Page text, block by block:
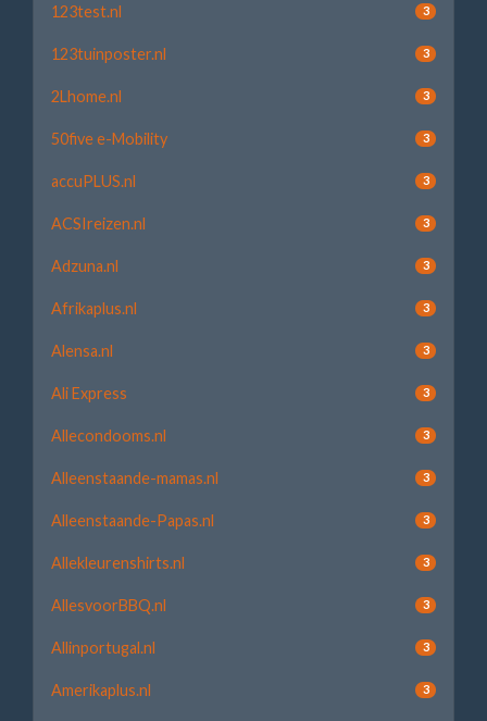
123test.nl 3
123tuinposter.nl 3
2Lhome.nl 3
50five e-Mobility 3
accuPLUS.nl 3
ACSIreizen.nl 3
Adzuna.nl 3
Afrikaplus.nl 3
Alensa.nl 3
Ali Express 3
Allecondooms.nl 3
Alleenstaande-mamas.nl 3
Alleenstaande-Papas.nl 3
Allekleurenshirts.nl 3
AllesvoorBBQ.nl 3
Allinportugal.nl 3
Amerikaplus.nl 3